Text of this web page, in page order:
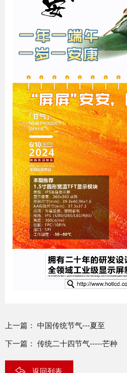
上一篇： 中国传统节气---夏至
下一篇： 传统二十四节气-----芒种